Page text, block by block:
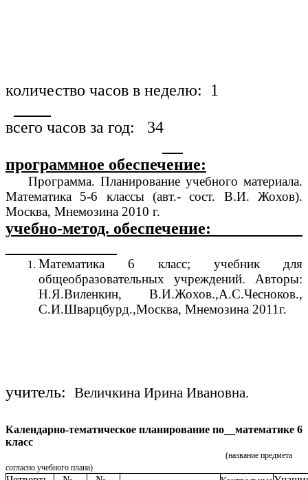
количество часов в неделю: 1
всего часов за год: 34
программное обеспечение:
Программа. Планирование учебного материала.
Математика 5-6 классы (авт.- сост. В.И. Жохов).
Москва, Мнемозина 2010 г.
учебно-метод. обеспечение:
Математика 6 класс; учебник для
общеобразовательных учреждений. Авторы:
Н.Я.Виленкин, В.И.Жохов.,А.С.Чесноков.,
С.И.Шварцбурд.,Москва, Мнемозина 2011г.
учитель: Величкина Ирина Ивановна.
Календарно-тематическое планирование по__математике 6
класс
(название предмета
согласно учебного плана)